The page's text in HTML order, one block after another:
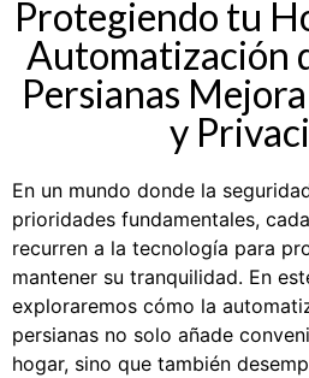
Protegiendo tu
Automatización
Persianas
y
En un mundo donde la
prioridades fundamentales,
recurren a la tecnología para
mantener su tranquilidad. En
exploraremos cómo la
persianas no solo añade
hogar, sino que también